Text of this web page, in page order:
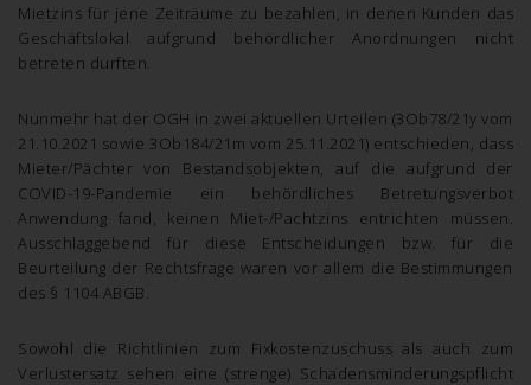
Mietzins für jene Zeiträume zu bezahlen, in denen Kunden das
Geschäftslokal aufgrund behördlicher Anordnungen nicht
betreten durften.
Nunmehr hat der OGH in zwei aktuellen Urteilen (3Ob78/21y vom
21.10.2021 sowie 3Ob184/21m vom 25.11.2021) entschieden, dass
Mieter/Pächter von Bestandsobjekten, auf die aufgrund der
COVID-19-Pandemie ein behördliches Betretungsverbot
Anwendung fand, keinen Miet-/Pachtzins entrichten müssen.
Ausschlaggebend für diese Entscheidungen bzw. für die
Beurteilung der Rechtsfrage waren vor allem die Bestimmungen
des § 1104 ABGB.
Sowohl die Richtlinien zum Fixkostenzuschuss als auch zum
Verlustersatz sehen eine (strenge) Schadensminderungspflicht